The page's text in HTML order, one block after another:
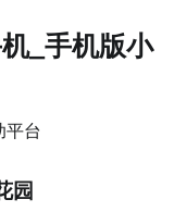
_手机版小
平台
园